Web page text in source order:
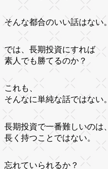
そんな都合のいい話はない。
では、長期投資にすれば
素人でも勝てるのか？
これも、
そんなに単純な話ではない。
長期投資で一番難しいのは、
長く持つことではない。
忘れていられるか？